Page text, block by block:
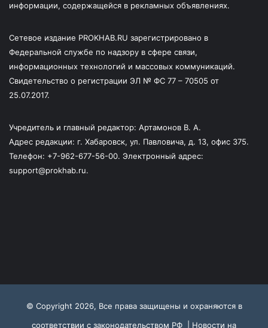
информации, содержащейся в рекламных объявлениях.
Сетевое издание PROKHAB.RU зарегистрировано в
Федеральной службе по надзору в сфере связи,
информационных технологий и массовых коммуникаций.
Свидетельство о регистрации ЭЛ № ФС 77 – 70505 от
25.07.2017.
Учредитель и главный редактор: Артамонов В. А.
Адрес редакции: г. Хабаровск, ул. Павловича, д. 13, офис 375.
Телефон: +7-962-677-56-00. Электронный адрес:
support@prokhab.ru.
© Copyright 2026, Все права защищены и охраняются в
соответствии с законодательством РФ | Новости на